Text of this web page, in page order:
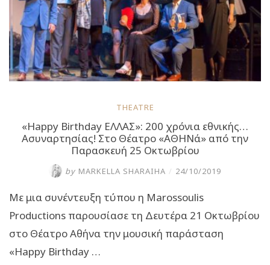
THEATRE
«Happy Birthday ΕΛΛΑΣ»: 200 χρόνια εθνικής…
Ασυναρτησίας! Στο Θέατρο «ΑΘΗΝά» από την
Παρασκευή 25 Οκτωβρίου
by MARKELLA SHARAIHA / 24/10/2019
Με μια συνέντευξη τύπου η Marossoulis
Productions παρουσίασε τη Δευτέρα 21 Οκτωβρίου
στο Θέατρο Αθήνα την μουσική παράσταση
«Happy Birthday …